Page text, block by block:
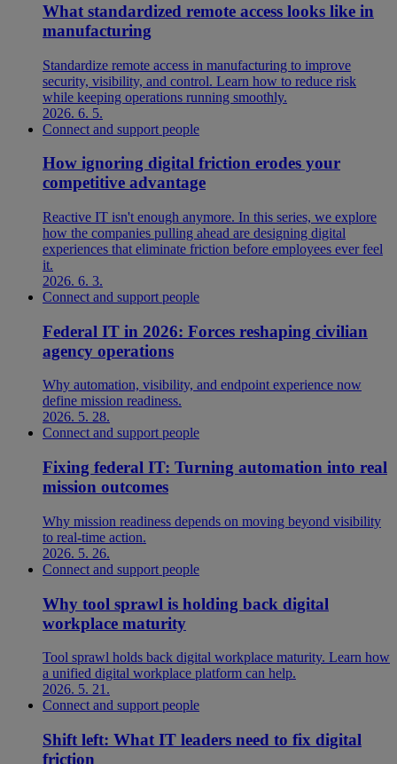
What standardized remote access looks like in
manufacturing
Standardize remote access in manufacturing to improve
security, visibility, and control. Learn how to reduce risk
while keeping operations running smoothly.
2026. 6. 5.
Connect and support people
How ignoring digital friction erodes your
competitive advantage
Reactive IT isn't enough anymore. In this series, we explore
how the companies pulling ahead are designing digital
experiences that eliminate friction before employees ever feel
it.
2026. 6. 3.
Connect and support people
Federal IT in 2026: Forces reshaping civilian
agency operations
Why automation, visibility, and endpoint experience now
define mission readiness.
2026. 5. 28.
Connect and support people
Fixing federal IT: Turning automation into real
mission outcomes
Why mission readiness depends on moving beyond visibility
to real-time action.
2026. 5. 26.
Connect and support people
Why tool sprawl is holding back digital
workplace maturity
Tool sprawl holds back digital workplace maturity. Learn how
a unified digital workplace platform can help.
2026. 5. 21.
Connect and support people
Shift left: What IT leaders need to fix digital
friction